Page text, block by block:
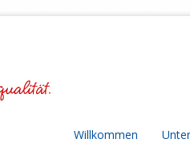
Willkommen